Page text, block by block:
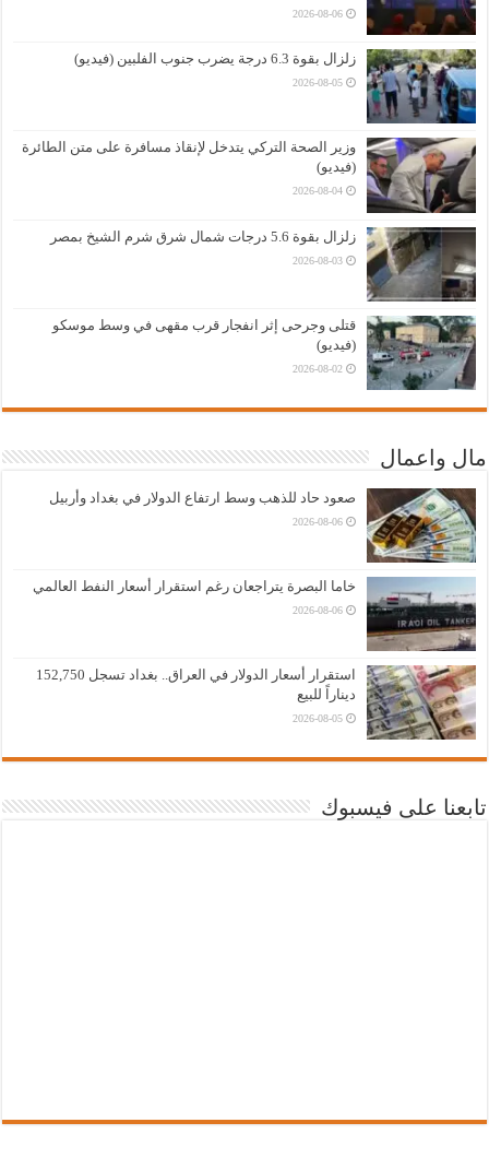
2026-08-06
زلزال بقوة 6.3 درجة يضرب جنوب الفلبين (فيديو)
2026-08-05
وزير الصحة التركي يتدخل لإنقاذ مسافرة على متن الطائرة
(فيديو)
2026-08-04
زلزال بقوة 5.6 درجات شمال شرق شرم الشيخ بمصر
2026-08-03
قتلى وجرحى إثر انفجار قرب مقهى في وسط موسكو
(فيديو)
2026-08-02
مال واعمال
صعود حاد للذهب وسط ارتفاع الدولار في بغداد وأربيل
2026-08-06
خاما البصرة يتراجعان رغم استقرار أسعار النفط العالمي
2026-08-06
استقرار أسعار الدولار في العراق.. بغداد تسجل 152,750
ديناراً للبيع
2026-08-05
تابعنا على فيسبوك